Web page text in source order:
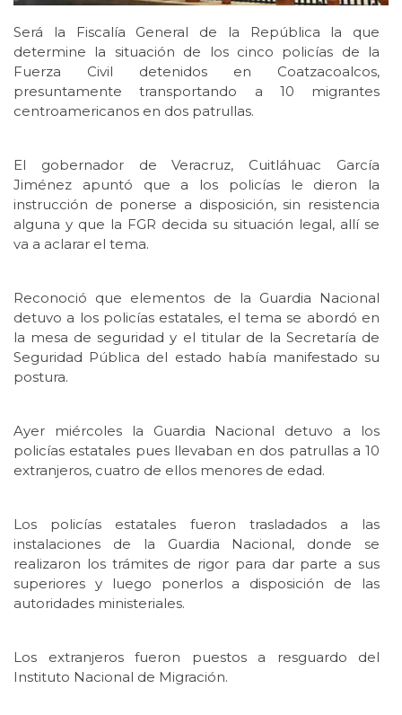
Será la Fiscalía General de la República la que
determine la situación de los cinco policías de la
Fuerza Civil detenidos en Coatzacoalcos,
presuntamente transportando a 10 migrantes
centroamericanos en dos patrullas.
El gobernador de Veracruz, Cuitláhuac García
Jiménez apuntó que a los policías le dieron la
instrucción de ponerse a disposición, sin resistencia
alguna y que la FGR decida su situación legal, allí se
va a aclarar el tema.
Reconoció que elementos de la Guardia Nacional
detuvo a los policías estatales, el tema se abordó en
la mesa de seguridad y el titular de la Secretaría de
Seguridad Pública del estado había manifestado su
postura.
Ayer miércoles la Guardia Nacional detuvo a los
policías estatales pues llevaban en dos patrullas a 10
extranjeros, cuatro de ellos menores de edad.
Los policías estatales fueron trasladados a las
instalaciones de la Guardia Nacional, donde se
realizaron los trámites de rigor para dar parte a sus
superiores y luego ponerlos a disposición de las
autoridades ministeriales.
Los extranjeros fueron puestos a resguardo del
Instituto Nacional de Migración.